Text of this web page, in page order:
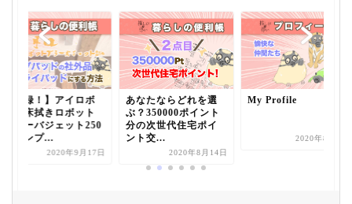
【実録！】アイロボ
ット床拭きロボット
ブラーバジェット250
のダンプ...
2020年9月17日
あなたならどれを選
ぶ？350000ポイント
分の次世代住宅ポイ
ント交...
2020年8月14日
My Profile
2020年8月5日